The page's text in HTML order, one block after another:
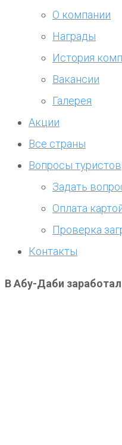
О компании
Награды
История
Вакансии
Галерея
Акции
Все страны
Вопросы туристов
Задать
Оплата
Проверка
Контакты
В Абу-Даби заработал